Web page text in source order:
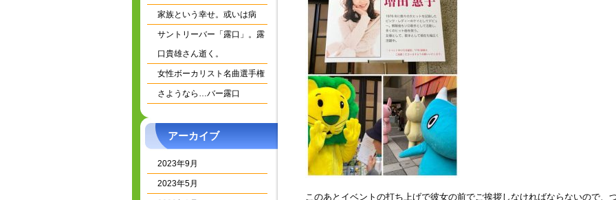
家族という幸せ。或いは病
サントリーバー「露口」。露
口貴雄さん逝く。
女性ボーカリスト名曲選手権
さようなら…バー露口
アーカイブ
2023年9月
2023年5月
このあとイベントの打ち上げで彼女の前でご挨拶しなければならないので、